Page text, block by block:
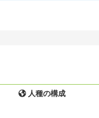
人種の構成